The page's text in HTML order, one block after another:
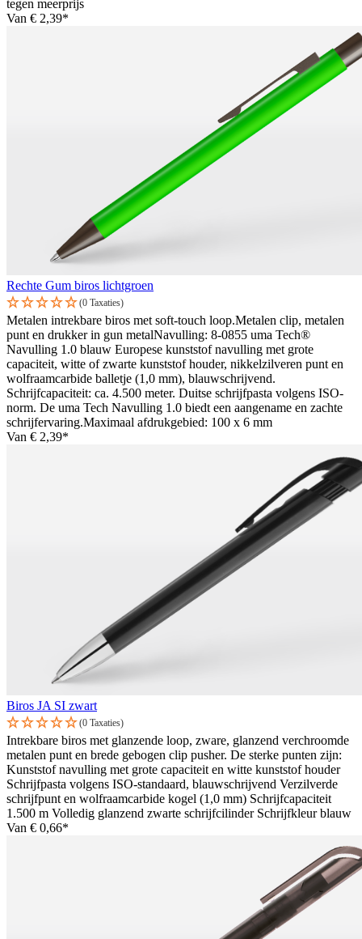
tegen meerprijs
Van € 2,39*
Rechte Gum biros lichtgroen
(0 Taxaties)
Metalen intrekbare biros met soft-touch loop.Metalen clip, metalen
punt en drukker in gun metalNavulling: 8-0855 uma Tech®
Navulling 1.0 blauw Europese kunststof navulling met grote
capaciteit, witte of zwarte kunststof houder, nikkelzilveren punt en
wolfraamcarbide balletje (1,0 mm), blauwschrijvend.
Schrijfcapaciteit: ca. 4.500 meter. Duitse schrijfpasta volgens ISO-
norm. De uma Tech Navulling 1.0 biedt een aangename en zachte
schrijfervaring.Maximaal afdrukgebied: 100 x 6 mm
Van € 2,39*
Biros JA SI zwart
(0 Taxaties)
Intrekbare biros met glanzende loop, zware, glanzend verchroomde
metalen punt en brede gebogen clip pusher. De sterke punten zijn:
Kunststof navulling met grote capaciteit en witte kunststof houder
Schrijfpasta volgens ISO-standaard, blauwschrijvend Verzilverde
schrijfpunt en wolfraamcarbide kogel (1,0 mm) Schrijfcapaciteit
1.500 m Volledig glanzend zwarte schrijfcilinder Schrijfkleur blauw
Van € 0,66*